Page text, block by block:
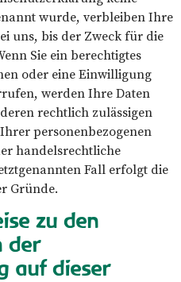
wurde, verbleiben Ihre
uns, bis der Zweck für die
Sie ein berechtigtes
oder eine Einwilligung
werden Ihre Daten
rechtlich zulässigen
personenbezogenen
handelsrechtliche
Fall erfolgt die
Gründe.
zu den
der
auf dieser